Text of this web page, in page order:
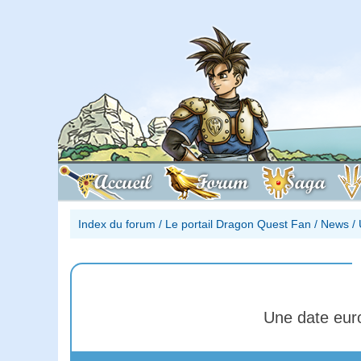
Accueil Forum Saga
Index du forum / Le portail Dragon Quest Fan / News /
Une date